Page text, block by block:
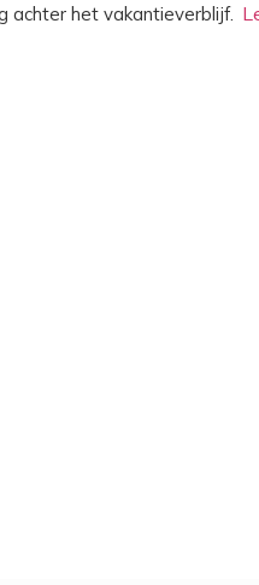
achter het vakantieverblijf.